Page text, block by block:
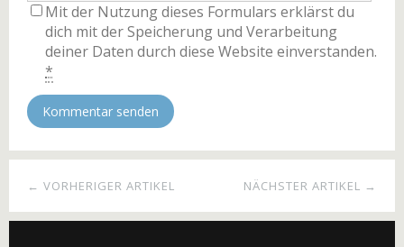
Mit der Nutzung dieses Formulars erklärst du
dich mit der Speicherung und Verarbeitung
deiner Daten durch diese Website einverstanden.
*
NÄCHSTER ARTIKEL →
← VORHERIGER ARTIKEL